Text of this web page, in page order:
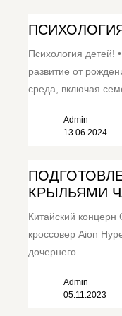
Психология детей!
развитие от
среда, включая
Admin
13.06.2024
КРЫЛЬЯМИ
Китайский
кроссовер Aion
дочернего...
Admin
05.11.2023